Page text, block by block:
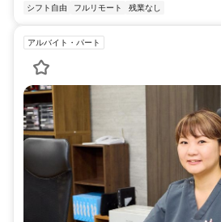
シフト自由 フルリモート 残業なし
アルバイト・パート